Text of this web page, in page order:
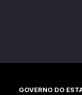
GOVERNO DO